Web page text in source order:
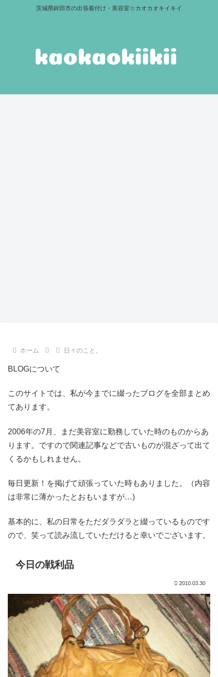
茨城県鉾田市の出張着付け・美容室☆カオカオキイキイ
ホーム 日々のこと。
BLOGについて
このサイトでは、私が今までに綴ったブログを全部まとめ
てあります。
2006年の7月、まだ美容室に勤務していた時のものからあ
ります。ですので関連記事などで古いものが混ざって出て
くるかもしれません。
毎日更新！を掲げて頑張っていた時もありました。（内容
は非常に薄かったとおもいますが…)
基本的に、私の日常をただダラダラと綴っているものです
ので、笑って読み流していただけると幸いでございます。
今日の戦利品
2010.03.30